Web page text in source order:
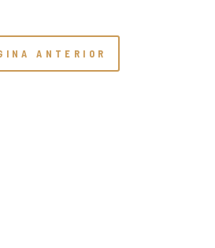
ANTERIOR